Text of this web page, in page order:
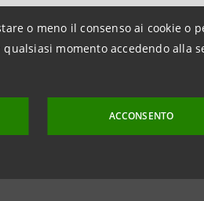
o meno il consenso ai cookie o
momento accedendo alla
ACCONSENTO